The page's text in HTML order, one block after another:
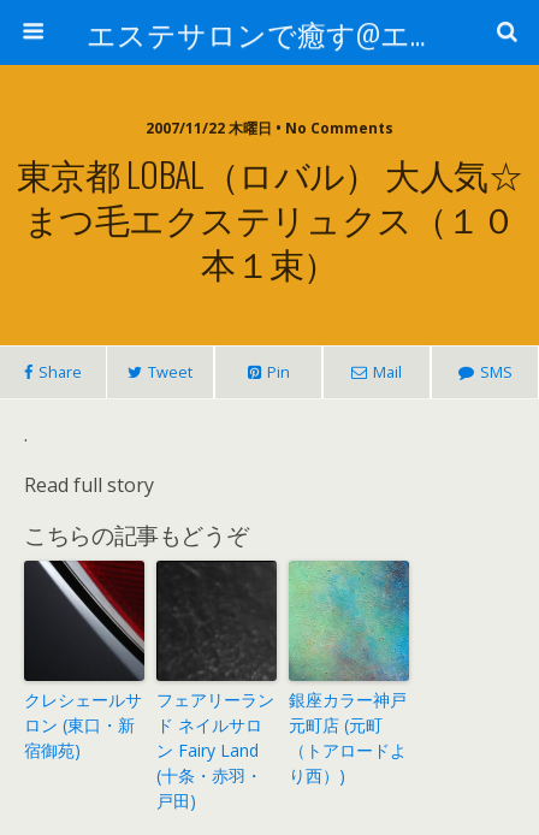
エステサロンで癒す@エステ～全国エステ情報
2007/11/22 木曜日 • No Comments
東京都 LOBAL（ロバル） 大人気☆
まつ毛エクステリュクス（１０
本１束）
Share Tweet Pin Mail SMS
.
Read full story
こちらの記事もどうぞ
クレシェールサ
ロン (東口・新
宿御苑)
フェアリーラン
ド ネイルサロ
ン Fairy Land
(十条・赤羽・
戸田)
銀座カラー神戸
元町店 (元町
（トアロードよ
り西）)